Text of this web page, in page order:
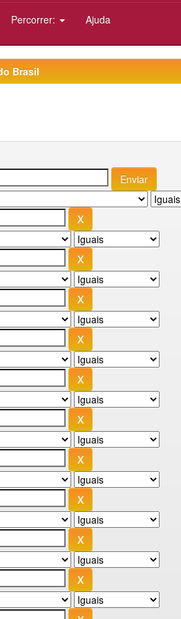
Percorrer: Ajuda
Brasil